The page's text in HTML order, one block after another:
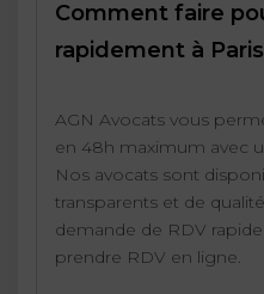
Comment faire
rapidement à Paris
AGN Avocats vous
en 48h maximum avec
Nos avocats sont
transparents et de
demande de RDV
prendre RDV en ligne.